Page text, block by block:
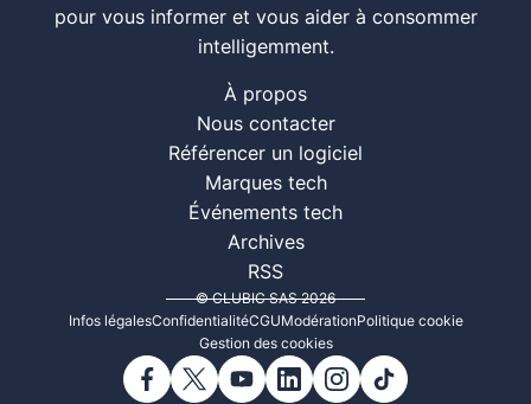
pour vous informer et vous aider à consommer
intelligemment.
À propos
Nous contacter
Référencer un logiciel
Marques tech
Événements tech
Archives
RSS
© CLUBIC SAS 2026
Infos légalesConfidentialitéCGUModérationPolitique cookie
Gestion des cookies